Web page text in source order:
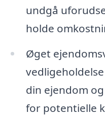
undgå
holde
Øget
din ejendom
for potentielle